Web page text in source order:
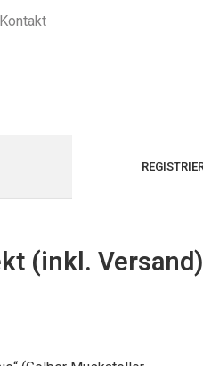
Kontakt
(inkl. Versand)